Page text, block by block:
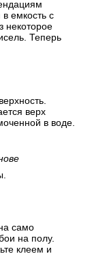
емкость с
некоторое
Теперь
верх
в воде.
само
на полу.
клеем и